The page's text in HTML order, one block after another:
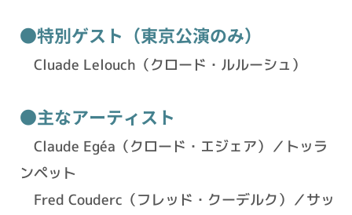
●特別ゲスト（東京公演のみ）
Cluade Lelouch（クロード・ルルーシュ）
●主なアーティスト
Claude Egéa（クロード・エジェア）／トッラ
ンペット
Fred Couderc（フレッド・クーデルク）／サッ